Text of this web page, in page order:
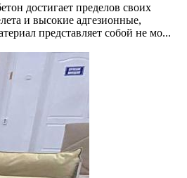
достигает пределов своих
и высокие адгезионные,
представляет собой не мо...